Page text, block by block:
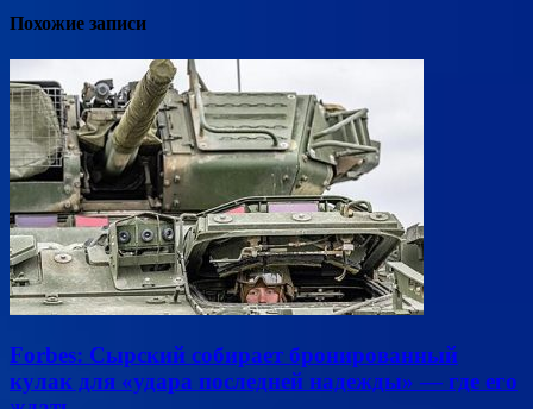
Похожие записи
Forbes: Сырский собирает бронированный
кулак для «удара последней надежды» — где его